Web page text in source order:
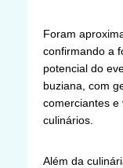
Foram
confirmando a
potencial do
buziana, com
comerciantes e
culinários.
Além da